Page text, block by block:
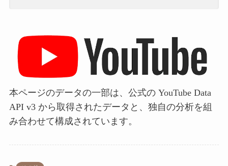
本ページのデータの一部は、公式の YouTube Data
API v3 から取得されたデータと、独自の分析を組
み合わせて構成されています。